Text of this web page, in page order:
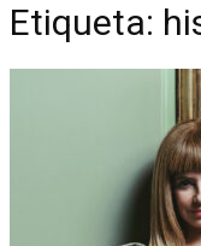
Etiqueta: